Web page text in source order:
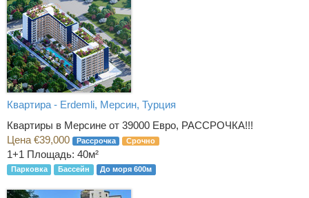
Квартира - Erdemli, Мерсин, Турция
Квартиры в Мерсине от 39000 Евро, РАССРОЧКА!!!
Цена €39,000
Рассрочка Срочно
1+1 Площадь: 40м²
Парковка Бассейн До моря 600м